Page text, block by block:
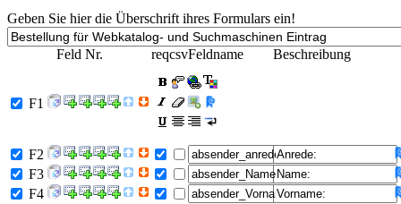
Geben Sie hier die Überschrift ihres Formulars ein!
Feld Nr. reqcsvFeldname Beschreibung
F1
F2
F3
F4